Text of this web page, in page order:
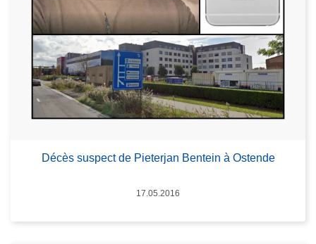
Décès suspect de Pieterjan Bentein à Ostende
Date
17.05.2016